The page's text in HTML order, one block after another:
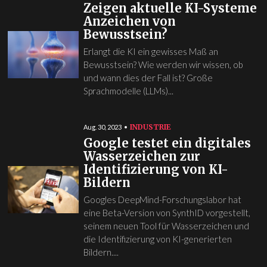
Zeigen aktuelle KI-Systeme
Anzeichen von
Bewusstsein?
Erlangt die KI ein gewisses Maß an
Bewusstsein? Wie werden wir wissen, ob
und wann dies der Fall ist? Große
Sprachmodelle (LLMs)...
Aug. 30, 2023 INDUSTRIE
Google testet ein digitales
Wasserzeichen zur
Identifizierung von KI-
Bildern
Googles DeepMind-Forschungslabor hat
eine Beta-Version von SynthID vorgestellt,
seinem neuen Tool für Wasserzeichen und
die Identifizierung von KI-generierten
Bildern....